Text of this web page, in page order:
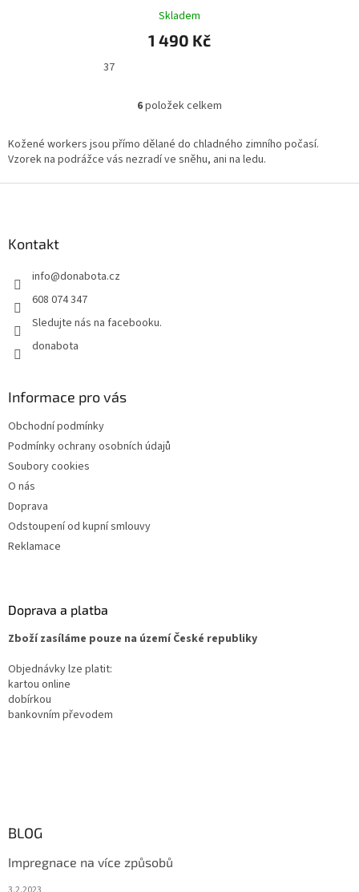
Skladem
1 490 Kč
37
O
l
á
a
6položek celkem
Kožené workers jsou přímo dělané do chladného zimního počasí.
Vzorek na podrážce vás nezradí ve sněhu, ani na ledu.
Kontakt
info@donabota.cz
608 074 347
Sledujte nás na facebooku.
donabota
Informace pro vás
Obchodní podmínky
Podmínky ochrany osobních údajů
Soubory cookies
O nás
Doprava
Odstoupení od kupní smlouvy
Reklamace
Doprava a platba
Zboží zasíláme pouze na území České republiky
Objednávky lze platit:
kartou online
dobírkou
bankovním převodem
BLOG
Impregnace na více způsobů